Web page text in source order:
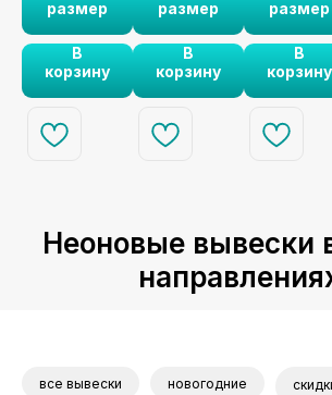
замотивирует
наслаждаться
моментом.
размер
В
корзину
размер
В
корзину
м стиле
размер
В
корзину
Неоновые вывески
все вывески новогодние